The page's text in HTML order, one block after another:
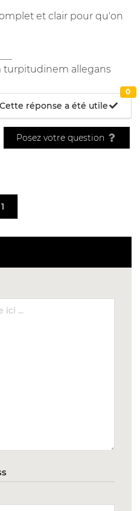
et clair pour qu'on
turpitudinem allegans
Cette réponse a été utile
0
Posez votre question
1